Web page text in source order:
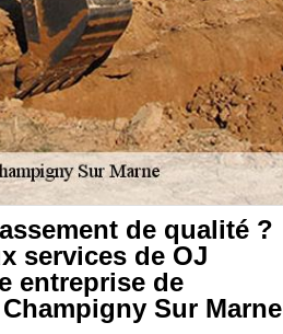
de qualité ?
services de OJ
entreprise de
Sur Marne